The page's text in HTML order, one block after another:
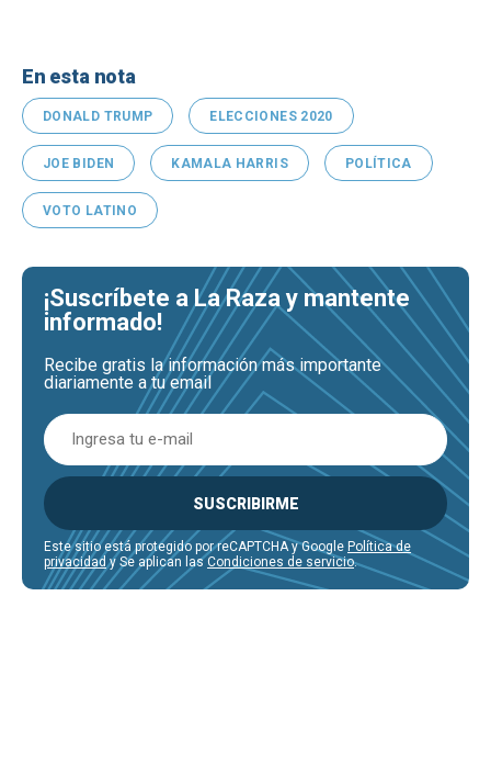
En esta nota
DONALD TRUMP ELECCIONES 2020
JOE BIDEN KAMALA HARRIS POLÍTICA
VOTO LATINO
¡Suscríbete a La Raza y mantente
informado!
Recibe gratis la información más importante
diariamente a tu email
SUSCRIBIRME
Este sitio está protegido por reCAPTCHA y Google Política de
privacidad y Se aplican lasCondiciones de servicio.